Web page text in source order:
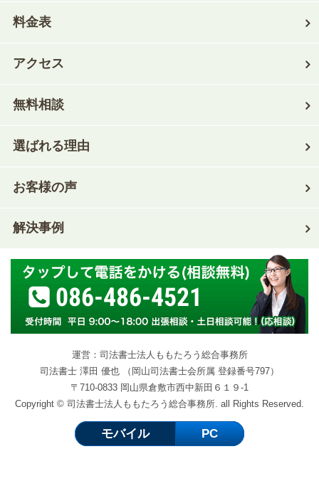
料金表
アクセス
無料相談
選ばれる理由
お客様の声
解決事例
086-486-4521
運営：司法書士法人ももたろう総合事務所
司法書士 澤田 優也 （岡山司法書士会所属 登録番号797）
〒710-0833 岡山県倉敷市西中新田６１９-1
Copyright © 司法書士法人ももたろう総合事務所. all Rights Reserved.
モバイル PC